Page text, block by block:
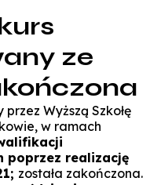
ze
Wyższą Szkołę
w ramach
poprzez realizację
została zakończona.